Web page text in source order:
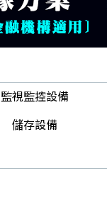
監視監控設備
儲存設備